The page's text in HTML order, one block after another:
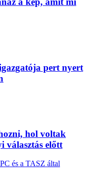
pert nyert
hol voltak
választás előtt
és a TASZ által